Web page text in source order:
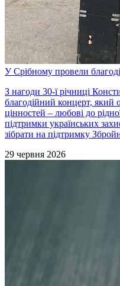
У Срібному провели
З нагоди 30-ї річниці
благодійний концерт, який
цінностей – любові до
підтримки українських
зібрати на підтримку
29 червня 2026